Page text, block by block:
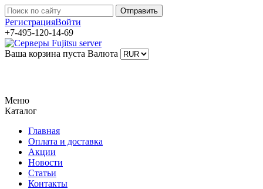
РегистрацияВойти
+7-495-120-14-69
Ваша корзина пуста Валюта
Меню
Каталог
Главная
Оплата и доставка
Акции
Новости
Статьи
Контакты